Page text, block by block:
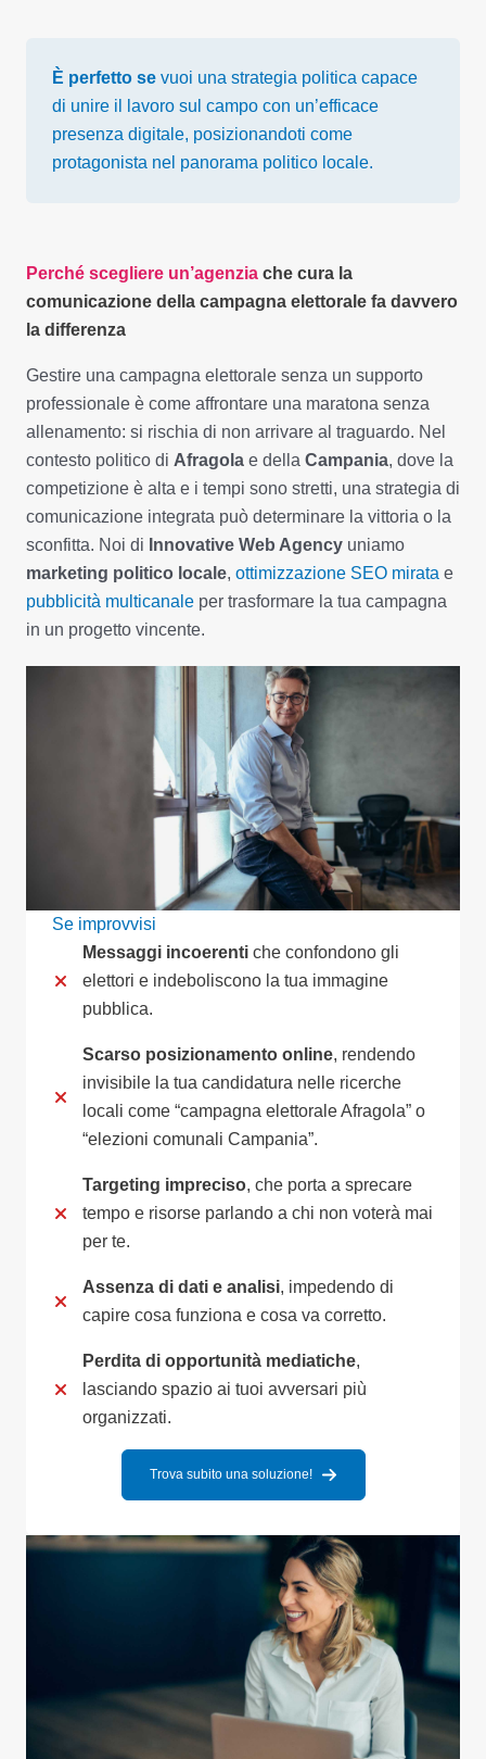
È perfetto se vuoi una strategia politica capace
di unire il lavoro sul campo con un’efficace
presenza digitale, posizionandoti come
protagonista nel panorama politico locale.
Perché scegliere un’agenzia che cura la
comunicazione della campagna elettorale fa davvero
la differenza
Gestire una campagna elettorale senza un supporto
professionale è come affrontare una maratona senza
allenamento: si rischia di non arrivare al traguardo. Nel
contesto politico di Afragola e della Campania, dove la
competizione è alta e i tempi sono stretti, una strategia di
comunicazione integrata può determinare la vittoria o la
sconfitta. Noi di Innovative Web Agency uniamo
marketing politico locale, ottimizzazione SEO mirata e
pubblicità multicanale per trasformare la tua campagna
in un progetto vincente.
Se improvvisi
Messaggi incoerenti che confondono gli
elettori e indeboliscono la tua immagine
pubblica.
Scarso posizionamento online, rendendo
invisibile la tua candidatura nelle ricerche
locali come “campagna elettorale Afragola” o
“elezioni comunali Campania”.
Targeting impreciso, che porta a sprecare
tempo e risorse parlando a chi non voterà mai
per te.
Assenza di dati e analisi, impedendo di
capire cosa funziona e cosa va corretto.
Perdita di opportunità mediatiche,
lasciando spazio ai tuoi avversari più
organizzati.
Trova subito una soluzione!